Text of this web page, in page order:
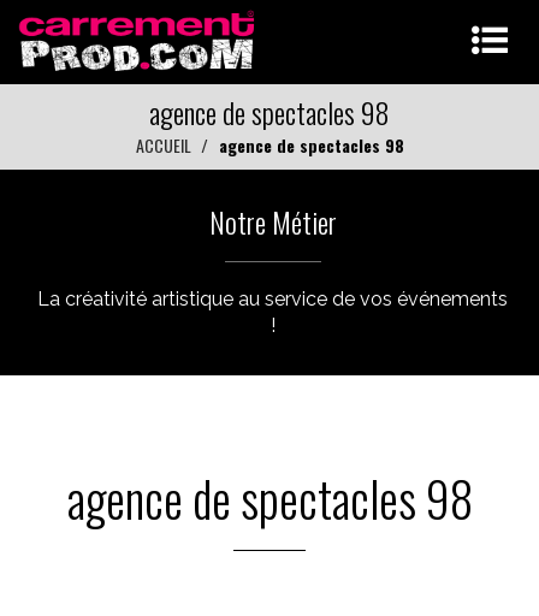
agence de spectacles 98
ACCUEIL agence de spectacles 98
Notre Métier
La créativité artistique au service de vos événements
!
agence de spectacles 98